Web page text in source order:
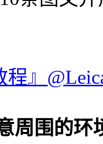
』
周围的环